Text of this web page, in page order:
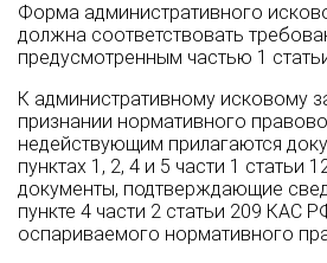
Форма административного
должна соответствовать
предусмотренным частью 1
К административному исковому
признании нормативного
недействующим прилагаются
пунктах 1, 2, 4 и 5 части 1 статьи
документы, подтверждающие
пункте 4 части 2 статьи 209 КАС
оспариваемого нормативного